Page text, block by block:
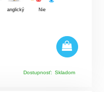
anglický Nie
Dostupnosť: Skladom